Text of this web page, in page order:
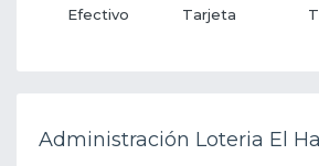
Efectivo Tarjeta
Administración Loteria El